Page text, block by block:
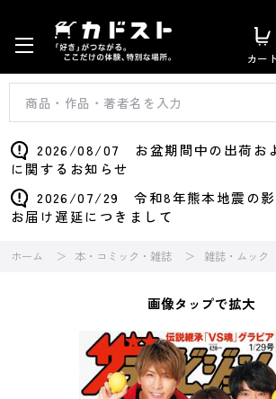
カート
2026/08/07 お盆期間中の出荷お
に関するお知らせ
2026/07/29 令和8年熊本地震の影
お届け遅延につきまして
ホーム 本・コミック・雑誌 雑誌・ムック
画像タップで拡大